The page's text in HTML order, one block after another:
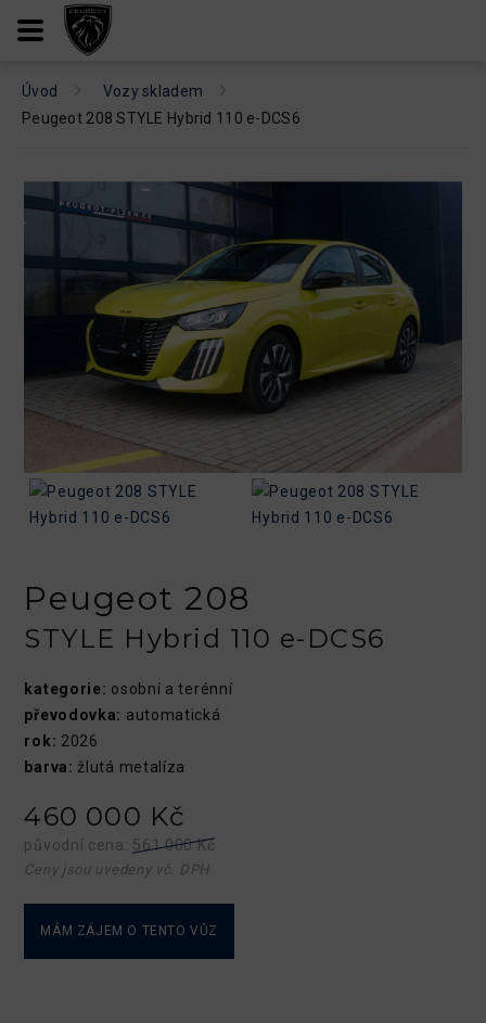
Úvod
Vozy skladem
Peugeot 208 STYLE Hybrid 110 e-DCS6
Peugeot 208
STYLE Hybrid 110 e-DCS6
kategorie: osobní a terénní
převodovka: automatická
rok: 2026
barva: žlutá metalíza
460 000 Kč
původní cena: 561 000 Kč
Ceny jsou uvedeny vč. DPH
MÁM ZÁJEM O TENTO VŮZ